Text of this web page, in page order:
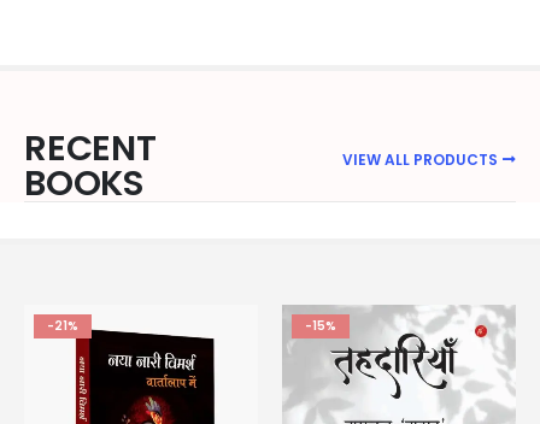
RECENT
BOOKS VIEW ALL PRODUCTS
-21% -15%